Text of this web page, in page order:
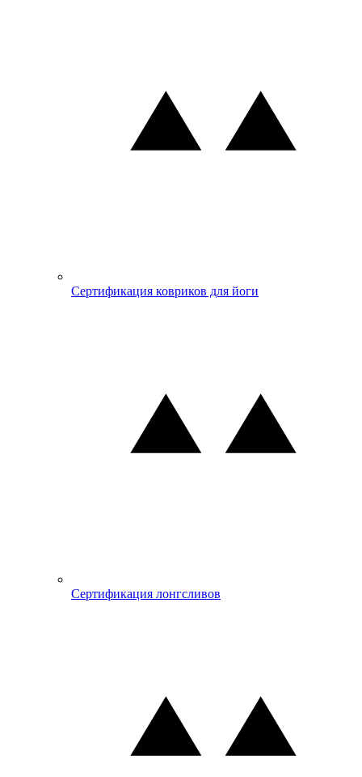
Сертификация ковриков для йоги
Сертификация лонгсливов